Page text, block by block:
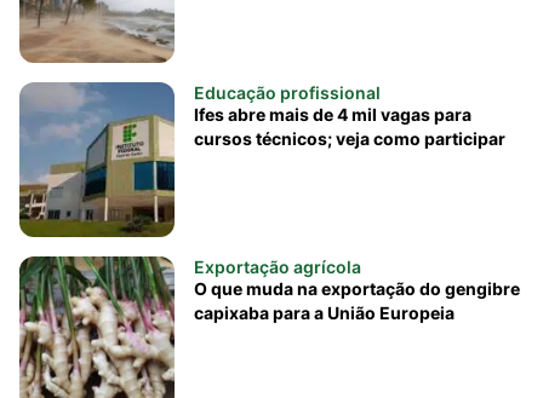
Educação profissional
Ifes abre mais de 4 mil vagas para
cursos técnicos; veja como participar
Exportação agrícola
O que muda na exportação do gengibre
capixaba para a União Europeia